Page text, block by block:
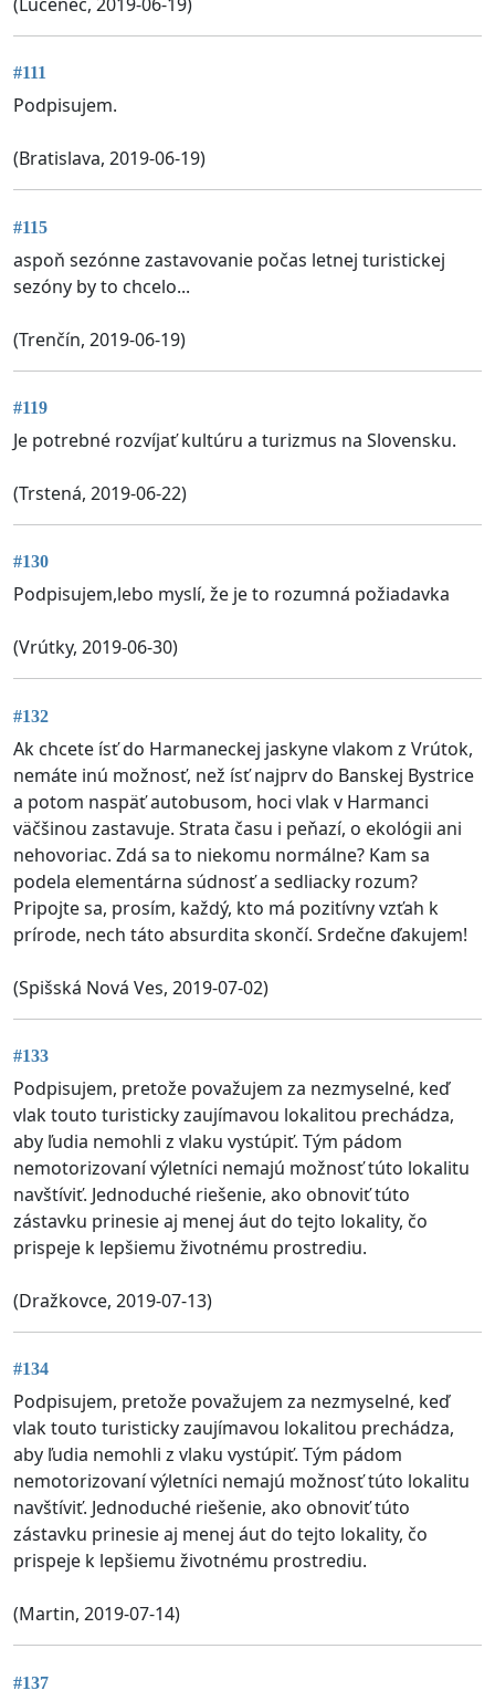
#111
Podpisujem.
(Bratislava, 2019-06-19)
#115
aspoň sezónne zastavovanie počas letnej turistickej
sezóny by to chcelo...
(Trenčín, 2019-06-19)
#119
Je potrebné rozvíjať kultúru a turizmus na Slovensku.
(Trstená, 2019-06-22)
#130
Podpisujem,lebo myslí, že je to rozumná požiadavka
(Vrútky, 2019-06-30)
#132
Ak chcete ísť do Harmaneckej jaskyne vlakom z Vrútok,
nemáte inú možnosť, než ísť najprv do Banskej Bystrice
a potom naspäť autobusom, hoci vlak v Harmanci
väčšinou zastavuje. Strata času i peňazí, o ekológii ani
nehovoriac. Zdá sa to niekomu normálne? Kam sa
podela elementárna súdnosť a sedliacky rozum?
Pripojte sa, prosím, každý, kto má pozitívny vzťah k
prírode, nech táto absurdita skončí. Srdečne ďakujem!
(Spišská Nová Ves, 2019-07-02)
#133
Podpisujem, pretože považujem za nezmyselné, keď
vlak touto turisticky zaujímavou lokalitou prechádza,
aby ľudia nemohli z vlaku vystúpiť. Tým pádom
nemotorizovaní výletníci nemajú možnosť túto lokalitu
navštíviť. Jednoduché riešenie, ako obnoviť túto
zástavku prinesie aj menej áut do tejto lokality, čo
prispeje k lepšiemu životnému prostrediu.
(Dražkovce, 2019-07-13)
#134
Podpisujem, pretože považujem za nezmyselné, keď
vlak touto turisticky zaujímavou lokalitou prechádza,
aby ľudia nemohli z vlaku vystúpiť. Tým pádom
nemotorizovaní výletníci nemajú možnosť túto lokalitu
navštíviť. Jednoduché riešenie, ako obnoviť túto
zástavku prinesie aj menej áut do tejto lokality, čo
prispeje k lepšiemu životnému prostrediu.
(Martin, 2019-07-14)
#137